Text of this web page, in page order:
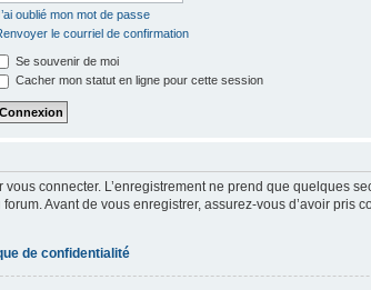
oublié mon mot de passe
le courriel de confirmation
Se souvenir de moi
Cacher mon statut en ligne pour cette session
connecter. L’enregistrement ne prend que quelques
Avant de vous enregistrer, assurez-vous d’avoir
de confidentialité